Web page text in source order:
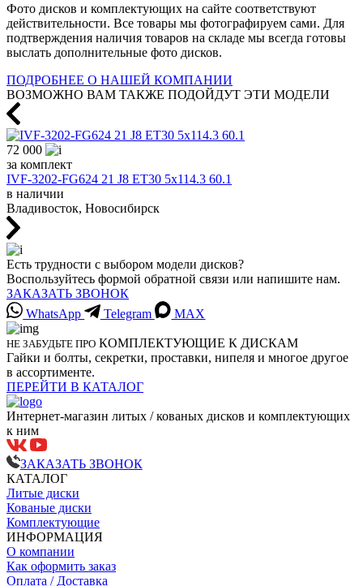
Фото дисков и комплектующих на сайте соответствуют
действительности. Все товары мы фотографируем сами. Для
подтверждения наличия товаров на складе мы всегда готовы
выслать дополнительные фото дисков.
ПОДРОБНЕЕ О НАШЕЙ КОМПАНИИ
ВОЗМОЖНО ВАМ ТАКЖЕ ПОДОЙДУТ ЭТИ МОДЕЛИ
72 000
за комплект
IVF-3202-FG624 21 J8 ET30 5x114.3 60.1
в наличии
Владивосток, Новосибирск
Есть трудности с выбором модели дисков?
Воспользуйтесь формой обратной связи или напишите нам.
ЗАКАЗАТЬ ЗВОНОК
WhatsApp
Telegram MAX
НЕ ЗАБУДЬТЕ ПРО КОМПЛЕКТУЮЩИЕ К ДИСКАМ
Гайки и болты, секретки, проставки, нипеля и многое другое
в ассортименте.
ПЕРЕЙТИ В КАТАЛОГ
Интернет-магазин литых / кованых дисков и комплектующих
к ним
ЗАКАЗАТЬ ЗВОНОК
КАТАЛОГ
Литые диски
Кованые диски
Комплектующие
ИНФОРМАЦИЯ
О компании
Как оформить заказ
Оплата / Доставка